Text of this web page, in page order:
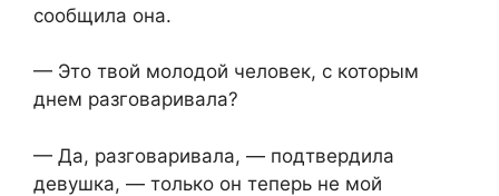
сообщила она.
— Это твой молодой человек, с которым
днем разговаривала?
— Да, разговаривала, — подтвердила
девушка, — только он теперь не мой